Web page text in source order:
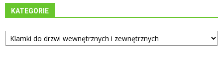
KATEGORIE
Kategorie